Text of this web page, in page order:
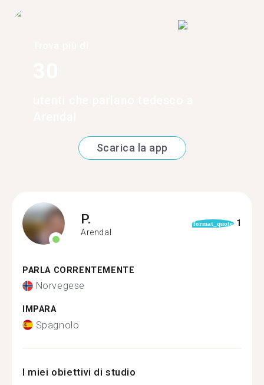
Scarica la app
P.
Arendal
format_quote 1
PARLA CORRENTEMENTE
Norvegese
IMPARA
Spagnolo
I miei obiettivi di studio